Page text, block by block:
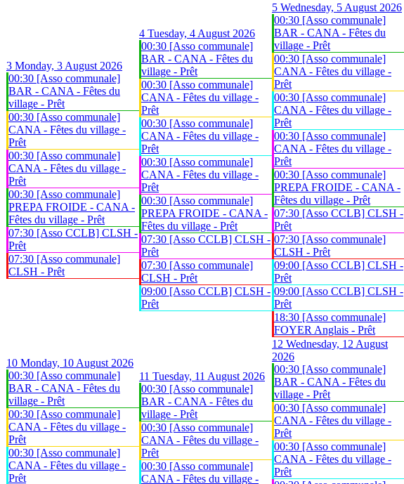
3 Monday, 3 August 2026
00:30 [Asso communale]
BAR - CANA - Fêtes du
village - Prêt
00:30 [Asso communale]
CANA - Fêtes du village -
Prêt
00:30 [Asso communale]
CANA - Fêtes du village -
Prêt
00:30 [Asso communale]
PREPA FROIDE - CANA -
Fêtes du village - Prêt
07:30 [Asso CCLB] CLSH -
Prêt
07:30 [Asso communale]
CLSH - Prêt
4 Tuesday, 4 August 2026
00:30 [Asso communale]
BAR - CANA - Fêtes du
village - Prêt
00:30 [Asso communale]
CANA - Fêtes du village -
Prêt
00:30 [Asso communale]
CANA - Fêtes du village -
Prêt
00:30 [Asso communale]
CANA - Fêtes du village -
Prêt
00:30 [Asso communale]
PREPA FROIDE - CANA -
Fêtes du village - Prêt
07:30 [Asso CCLB] CLSH -
Prêt
07:30 [Asso communale]
CLSH - Prêt
09:00 [Asso CCLB] CLSH -
Prêt
5 Wednesday, 5 August 2026
00:30 [Asso communale]
BAR - CANA - Fêtes du
village - Prêt
00:30 [Asso communale]
CANA - Fêtes du village -
Prêt
00:30 [Asso communale]
CANA - Fêtes du village -
Prêt
00:30 [Asso communale]
CANA - Fêtes du village -
Prêt
00:30 [Asso communale]
PREPA FROIDE - CANA -
Fêtes du village - Prêt
07:30 [Asso CCLB] CLSH -
Prêt
07:30 [Asso communale]
CLSH - Prêt
09:00 [Asso CCLB] CLSH -
Prêt
09:00 [Asso CCLB] CLSH -
Prêt
18:30 [Asso communale]
FOYER Anglais - Prêt
10 Monday, 10 August 2026
00:30 [Asso communale]
BAR - CANA - Fêtes du
village - Prêt
00:30 [Asso communale]
CANA - Fêtes du village -
Prêt
00:30 [Asso communale]
CANA - Fêtes du village -
Prêt
11 Tuesday, 11 August 2026
00:30 [Asso communale]
BAR - CANA - Fêtes du
village - Prêt
00:30 [Asso communale]
CANA - Fêtes du village -
Prêt
00:30 [Asso communale]
CANA - Fêtes du village -
12 Wednesday, 12 August
2026
00:30 [Asso communale]
BAR - CANA - Fêtes du
village - Prêt
00:30 [Asso communale]
CANA - Fêtes du village -
Prêt
00:30 [Asso communale]
CANA - Fêtes du village -
Prêt